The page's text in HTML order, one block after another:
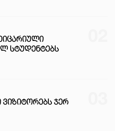
ᲡᲢᲣᲓᲔᲜᲢᲔᲑᲡ
ᲕᲘᲖᲘᲢᲝᲠᲔᲑᲡ ᲯᲔᲠ